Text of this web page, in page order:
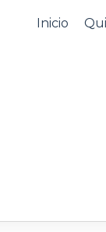
Inicio